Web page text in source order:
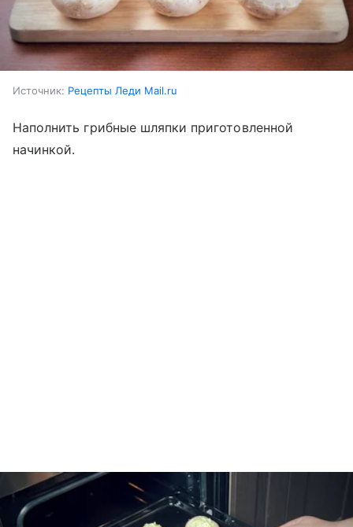
Источник: Рецепты Леди Mail.ru
Наполнить грибные шляпки приготовленной
начинкой.